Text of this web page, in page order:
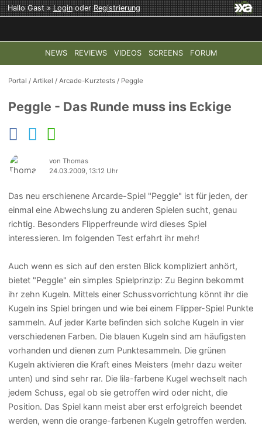
Hallo Gast »LoginoderRegistrierung
NEWS REVIEWS VIDEOS SCREENS FORUM
TOP-THEMEN: COD: MODERN WARFARE 4 HALO:
Portal /Artikel /Arcade-Kurztests / Peggle
Peggle - Das Runde muss ins Eckige
von Thomas
24.03.2009, 13:12 Uhr
Das neu erschienene Arcarde-Spiel "Peggle" ist für jeden, der
einmal eine Abwechslung zu anderen Spielen sucht, genau
richtig. Besonders Flipperfreunde wird dieses Spiel
interessieren. Im folgenden Test erfahrt ihr mehr!
Auch wenn es sich auf den ersten Blick kompliziert anhört,
bietet "Peggle" ein simples Spielprinzip: Zu Beginn bekommt
ihr zehn Kugeln. Mittels einer Schussvorrichtung könnt ihr die
Kugeln ins Spiel bringen und wie bei einem Flipper-Spiel Punkte
sammeln. Auf jeder Karte befinden sich solche Kugeln in vier
verschiedenen Farben. Die blauen Kugeln sind am häufigsten
vorhanden und dienen zum Punktesammeln. Die grünen
Kugeln aktivieren die Kraft eines Meisters (mehr dazu weiter
unten) und sind sehr rar. Die lila-farbene Kugel wechselt nach
jedem Schuss, egal ob sie getroffen wird oder nicht, die
Position. Das Spiel kann meist aber erst erfolgreich beendet
werden, wenn die orange-farbenen Kugeln getroffen werden.